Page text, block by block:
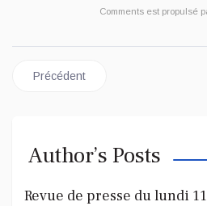
Comments est propulsé
Article précédent : Kongo
Précédent
Author’s Posts
Revue de presse du lundi